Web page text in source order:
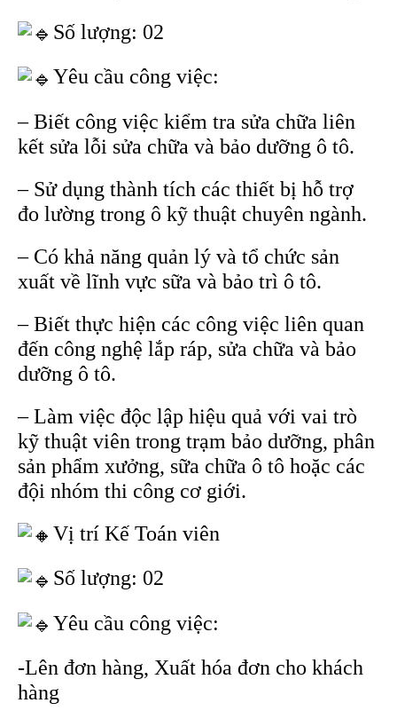
Số lượng: 02
Yêu cầu công việc:
– Biết công việc kiểm tra sửa chữa liên
kết sửa lỗi sửa chữa và bảo dưỡng ô tô.
– Sử dụng thành tích các thiết bị hỗ trợ
đo lường trong ô kỹ thuật chuyên ngành.
– Có khả năng quản lý và tổ chức sản
xuất về lĩnh vực sữa và bảo trì ô tô.
– Biết thực hiện các công việc liên quan
đến công nghệ lắp ráp, sửa chữa và bảo
dưỡng ô tô.
– Làm việc độc lập hiệu quả với vai trò
kỹ thuật viên trong trạm bảo dưỡng, phân
sản phẩm xưởng, sữa chữa ô tô hoặc các
đội nhóm thi công cơ giới.
Vị trí Kế Toán viên
Số lượng: 02
Yêu cầu công việc:
-Lên đơn hàng, Xuất hóa đơn cho khách
hàng